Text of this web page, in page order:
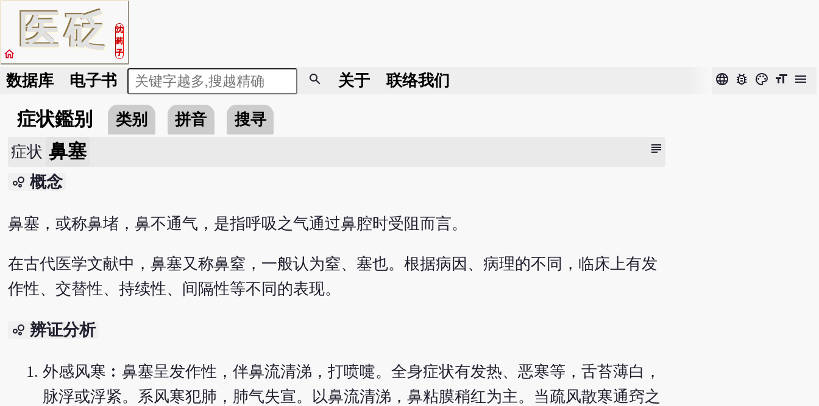
医砭
沈
药
子
home
数据库 电子书 search 关于 联络我们 language bug_report color_lens format_size menu
症状鑑别 类别 拼音 搜寻
subject
症状 鼻塞
bubble_chart 概念
鼻塞，或称鼻堵，鼻不通气，是指呼吸之气通过鼻腔时受阻而言。
在古代医学文献中，鼻塞又称鼻窒，一般认为窒、塞也。根据病因、病理的不同，临床上有发
作性、交替性、持续性、间隔性等不同的表现。
bubble_chart 辨证分析
外感风寒︰鼻塞呈发作性，伴鼻流清涕，打喷嚏。全身症状有发热、恶寒等，舌苔薄白，
脉浮或浮紧。系风寒犯肺，肺气失宣。以鼻流清涕，鼻粘膜稍红为主。当疏风散寒通窍之